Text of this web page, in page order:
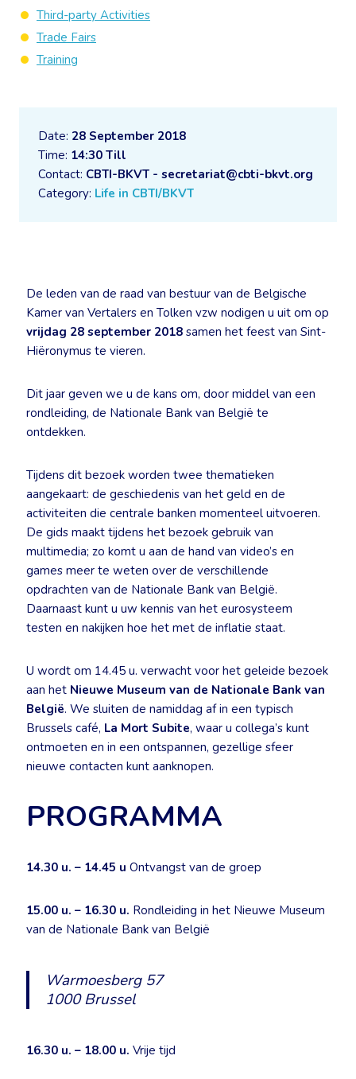
Date: 28 September 2018
Time: 14:30 Till
Contact: CBTI-BKVT - secretariat@cbti-bkvt.org
Category: Life in CBTI/BKVT
De leden van de raad van bestuur van de Belgische
Kamer van Vertalers en Tolken vzw nodigen u uit om op
vrijdag 28 september 2018 samen het feest van Sint-
Hiëronymus te vieren.
Dit jaar geven we u de kans om, door middel van een
rondleiding, de Nationale Bank van België te
ontdekken.
Tijdens dit bezoek worden twee thematieken
aangekaart: de geschiedenis van het geld en de
activiteiten die centrale banken momenteel uitvoeren.
De gids maakt tijdens het bezoek gebruik van
multimedia; zo komt u aan de hand van video’s en
games meer te weten over de verschillende
opdrachten van de Nationale Bank van België.
Daarnaast kunt u uw kennis van het eurosysteem
testen en nakijken hoe het met de inflatie staat.
U wordt om 14.45 u. verwacht voor het geleide bezoek
aan het Nieuwe Museum van de Nationale Bank van
België. We sluiten de namiddag af in een typisch
Brussels café, La Mort Subite, waar u collega’s kunt
ontmoeten en in een ontspannen, gezellige sfeer
nieuwe contacten kunt aanknopen.
PROGRAMMA
14.30 u. – 14.45 u Ontvangst van de groep
15.00 u. – 16.30 u. Rondleiding in het Nieuwe Museum
van de Nationale Bank van België
Warmoesberg 57
1000 Brussel
16.30 u. – 18.00 u. Vrije tijd
Third-party Activities
Trade Fairs
Training